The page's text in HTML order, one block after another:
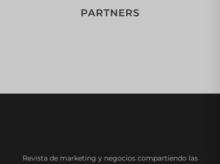
PARTNERS
Revista de marketing y negocios compartiendo las